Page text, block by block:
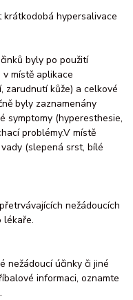
krátkodobá hypersalivace
byly po použití
místě aplikace
zarudnutí kůže) a celkové
byly zaznamenány
symptomy (hyperesthesie,
problémy.V místě
(slepená srst, bílé
nežádoucích
lékaře.
nežádoucí účinky či jiné
informaci, oznamte